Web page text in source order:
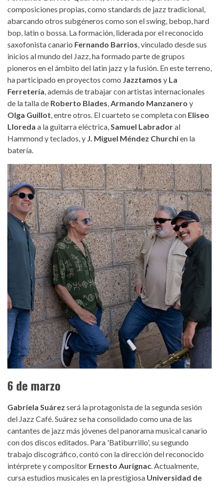
composiciones propias, como standards de jazz tradicional,
abarcando otros subgéneros como son el swing, bebop, hard
bop, latin o bossa. La formación, liderada por el reconocido
saxofonista canario Fernando Barrios, vinculado desde sus
inicios al mundo del Jazz, ha formado parte de grupos
pioneros en el ámbito del latin jazz y la fusión. En este terreno,
ha participado en proyectos como Jazztamos y La
Ferretería, además de trabajar con artistas internacionales
de la talla de Roberto Blades,Armando Manzanero y
Olga Guillot, entre otros. El cuarteto se completa con Eliseo
Lloreda a la guitarra eléctrica,Samuel Labradoral
Hammond y teclados, y J. Miguel Méndez Churchien la
batería.
fernando-barrios-quartet.jpg
6 de marzo
Gabriela Suárez será la protagonista de la segunda sesión
del Jazz Café. Suárez se ha consolidado como una de las
cantantes de jazz más jóvenes del panorama musical canario
con dos discos editados. Para 'Batiburrillo', su segundo
trabajo discográfico, contó con la dirección del reconocido
intérprete y compositor Ernesto Aurignac. Actualmente,
cursa estudios musicales en la prestigiosa Universidad de